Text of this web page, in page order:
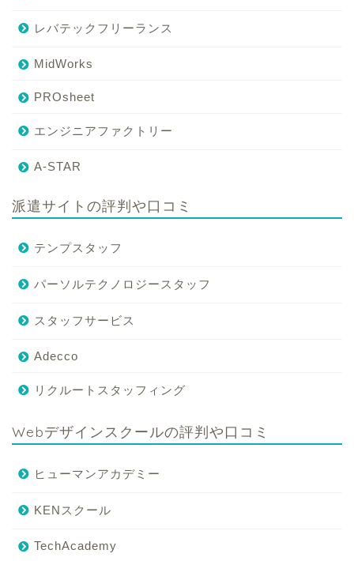
レバテックフリーランス
MidWorks
PROsheet
エンジニアファクトリー
A-STAR
派遣サイトの評判や口コミ
テンプスタッフ
パーソルテクノロジースタッフ
スタッフサービス
Adecco
リクルートスタッフィング
Webデザインスクールの評判や口コミ
ヒューマンアカデミー
KENスクール
TechAcademy